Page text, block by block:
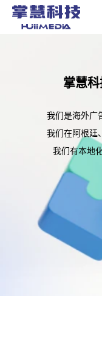
掌慧
我们是海外广
我们在阿根廷
我们有本地